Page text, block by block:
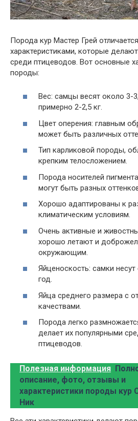
Порода кур Мастер Грей
характеристиками, которые
среди птицеводов. Вот основные
породы:
Вес: самцы весят около 3-
примерно 2-2,5 кг.
Цвет оперения: главным
может быть различных
Тип карликовой породы,
крепким телосложением.
Порода носителей
могут быть разных
Хорошо адаптированы к
климатическим условиям.
Очень активные и
хорошо летают и
окружающим.
Яйценоскость: самки
год.
Яйца среднего размера с
качествами.
Порода легко
делает их популярными
птицеводов.
Полезная информация
описание, фото, отзывы и
характеристики породы кур
Ник